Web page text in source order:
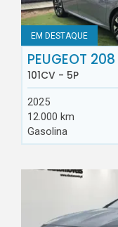
EM DESTAQUE
PEUGEOT 208
101CV - 5P
2025
12.000 km
Gasolina